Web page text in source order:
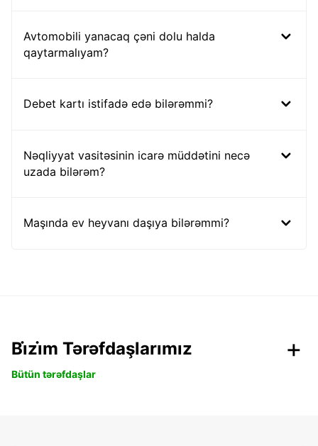
Avtomobili yanacaq çəni dolu halda
qaytarmalıyam?
Debet kartı istifadə edə bilərəmmi?
Nəqliyyat vasitəsinin icarə müddətini necə
uzada bilərəm?
Maşında ev heyvanı daşıya bilərəmmi?
Bi̇zi̇m Tərəfdaşlarımız
Bütün tərəfdaşlar